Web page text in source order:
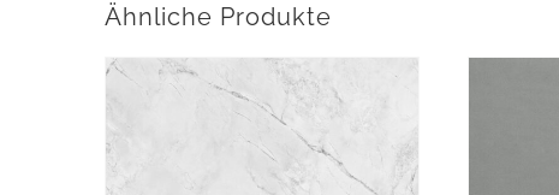
Ähnliche Produkte